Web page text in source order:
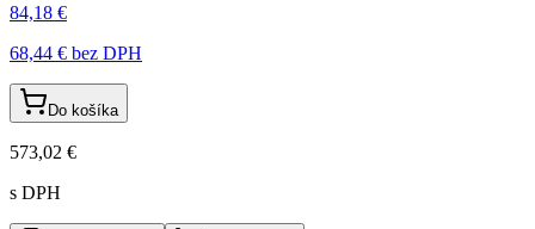
84,18 €
68,44 € bez DPH
Do košíka
573,02 €
s DPH